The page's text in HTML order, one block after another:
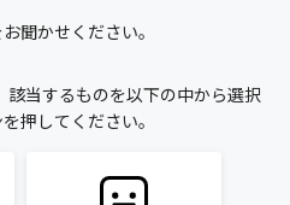
聞かせください。
該当するものを以下の中から選択
押してください。